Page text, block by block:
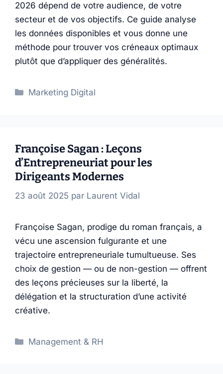
2026 dépend de votre audience, de votre
secteur et de vos objectifs. Ce guide analyse
les données disponibles et vous donne une
méthode pour trouver vos créneaux optimaux
plutôt que d’appliquer des généralités.
Catégories
Marketing Digital
Françoise Sagan : Leçons
d’Entrepreneuriat pour les
Dirigeants Modernes
23 août 2025 par Laurent Vidal
Françoise Sagan, prodige du roman français, a
vécu une ascension fulgurante et une
trajectoire entrepreneuriale tumultueuse. Ses
choix de gestion — ou de non-gestion — offrent
des leçons précieuses sur la liberté, la
délégation et la structuration d’une activité
créative.
Catégories
Management & RH